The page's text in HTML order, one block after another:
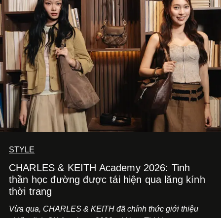
STYLE
CHARLES & KEITH Academy 2026: Tinh
thần học đường được tái hiện qua lăng kính
thời trang
Vừa qua, CHARLES & KEITH đã chính thức giới thiệu